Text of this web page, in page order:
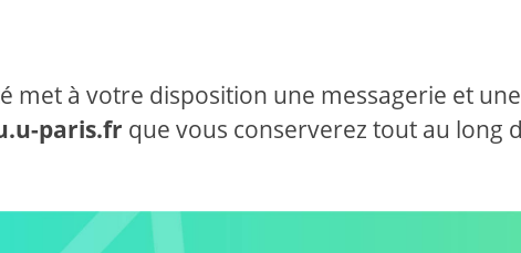
met à votre disposition une messagerie et
paris.fr que vous conserverez tout au long